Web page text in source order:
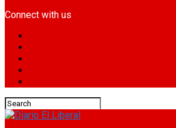
Connect with us